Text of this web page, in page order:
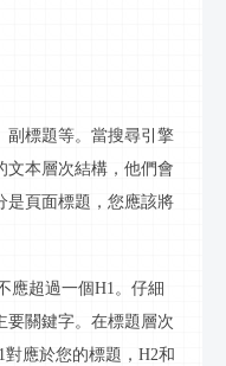
副標題等。當搜尋引擎
文本層次結構，他們會
是頁面標題，您應該將
應超過一個H1。仔細
要關鍵字。在標題層次
對應於您的標題， H2和